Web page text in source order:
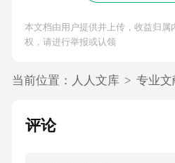
本文档由用户提供并上传，收益归属
权，请进行举报或认领
当前位置： 人人文库 > 专业文
评论